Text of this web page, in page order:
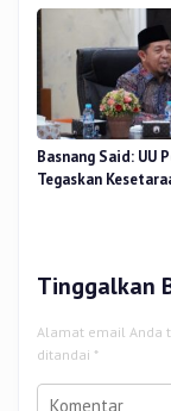
Terhadap Beban
Basnang Said: UU
Tegaskan
Tinggalkan
Alamat email Anda
ditandai *